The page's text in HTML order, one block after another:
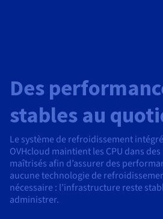
Des
stables au
Le système de refroidissement
OVHcloud maintient les CPU dans
maîtrisés afin d’assurer des
aucune technologie de
nécessaire : l’infrastructure reste
administrer.